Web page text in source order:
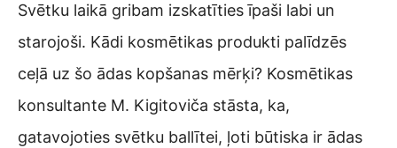
Svētku laikā gribam izskatīties īpaši labi un
starojoši. Kādi kosmētikas produkti palīdzēs
ceļā uz šo ādas kopšanas mērķi? Kosmētikas
konsultante M. Kigitoviča stāsta, ka,
gatavojoties svētku ballītei, ļoti būtiska ir ādas